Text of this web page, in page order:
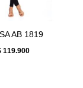
AB 1819
119.900